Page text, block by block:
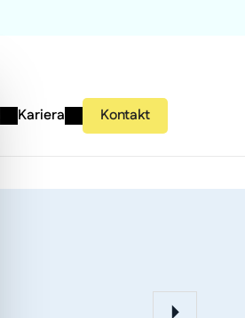
Kariera Kontakt